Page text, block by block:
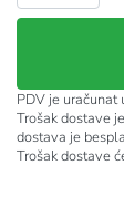
PDV je uračunat
Trošak dostave
dostava je
Trošak dostave